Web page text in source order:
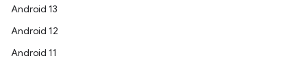
Android 13
Android 12
Android 11